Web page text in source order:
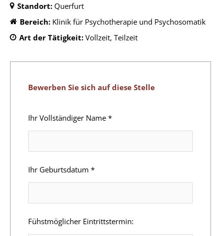
Standort: Querfurt
Bereich: Klinik für Psychotherapie und Psychosomatik
Art der Tätigkeit: Vollzeit Teilzeit
Bewerben Sie sich auf diese Stelle
Ihr Vollständiger Name *
Ihr Geburtsdatum *
Fühstmöglicher Eintrittstermin: